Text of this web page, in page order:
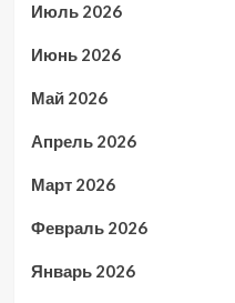
Июль 2026
Июнь 2026
Май 2026
Апрель 2026
Март 2026
Февраль 2026
Январь 2026